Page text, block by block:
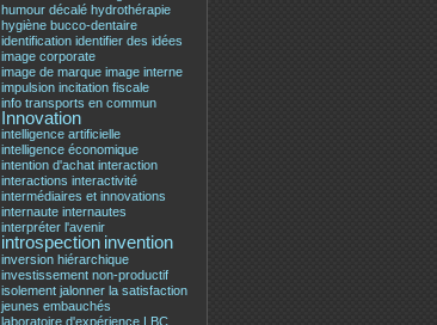
humour décalé hydrothérapie
hygiène bucco-dentaire
identification identifier des idées
image corporate
image de marque image interne
impulsion incitation fiscale
info transports en commun
Innovation
intelligence artificielle
intelligence économique
intention d'achat interaction
interactions interactivité
intermédiaires et innovations
internaute internautes
interpréter l'avenir
introspection invention
inversion hiérarchique
investissement non-productif
isolement jalonner la satisfaction
jeunes embauchés
laboratoire d'expérience LBC